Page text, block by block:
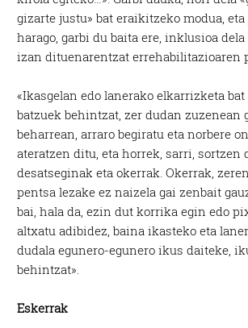
gizarte justu» bat eraikitzeko modua,
harago, garbi du baita ere, inklusioa
izan dituenarentzat errehabilitazioaren
«Ikasgelan edo lanerako elkarrizketa bat
batzuek behintzat, zer dudan zuzenean
beharrean, arraro begiratu eta norbere
ateratzen ditu, eta horrek, sarri, sortzen
desatseginak eta okerrak. Okerrak,
pentsa lezake ez naizela gai zenbait
bai, hala da, ezin dut korrika egin edo
altxatu adibidez, baina ikasteko eta
dudala egunero-egunero ikus daiteke,
behintzat».
Eskerrak